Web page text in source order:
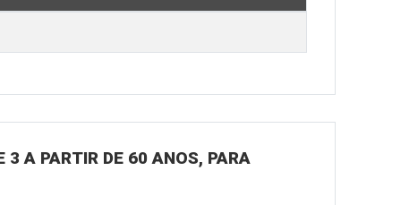
A PARTIR DE 60 ANOS, PARA